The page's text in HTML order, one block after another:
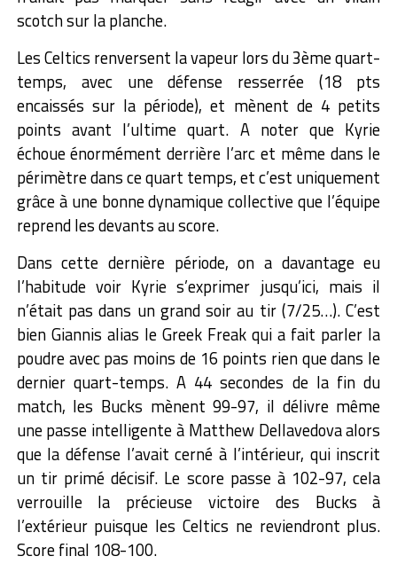
scotch sur la planche.
Les Celtics renversent la vapeur lors du 3ème quart-
temps, avec une défense resserrée (18 pts
encaissés sur la période), et mènent de 4 petits
points avant l’ultime quart. A noter que Kyrie
échoue énormément derrière l’arc et même dans le
périmètre dans ce quart temps, et c’est uniquement
grâce à une bonne dynamique collective que l’équipe
reprend les devants au score.
Dans cette dernière période, on a davantage eu
l’habitude voir Kyrie s’exprimer jusqu’ici, mais il
n’était pas dans un grand soir au tir (7/25…). C’est
bien Giannis alias le Greek Freak qui a fait parler la
poudre avec pas moins de 16 points rien que dans le
dernier quart-temps. A 44 secondes de la fin du
match, les Bucks mènent 99-97, il délivre même
une passe intelligente à Matthew Dellavedova alors
que la défense l’avait cerné à l’intérieur, qui inscrit
un tir primé décisif. Le score passe à 102-97, cela
verrouille la précieuse victoire des Bucks à
l’extérieur puisque les Celtics ne reviendront plus.
Score final 108-100.